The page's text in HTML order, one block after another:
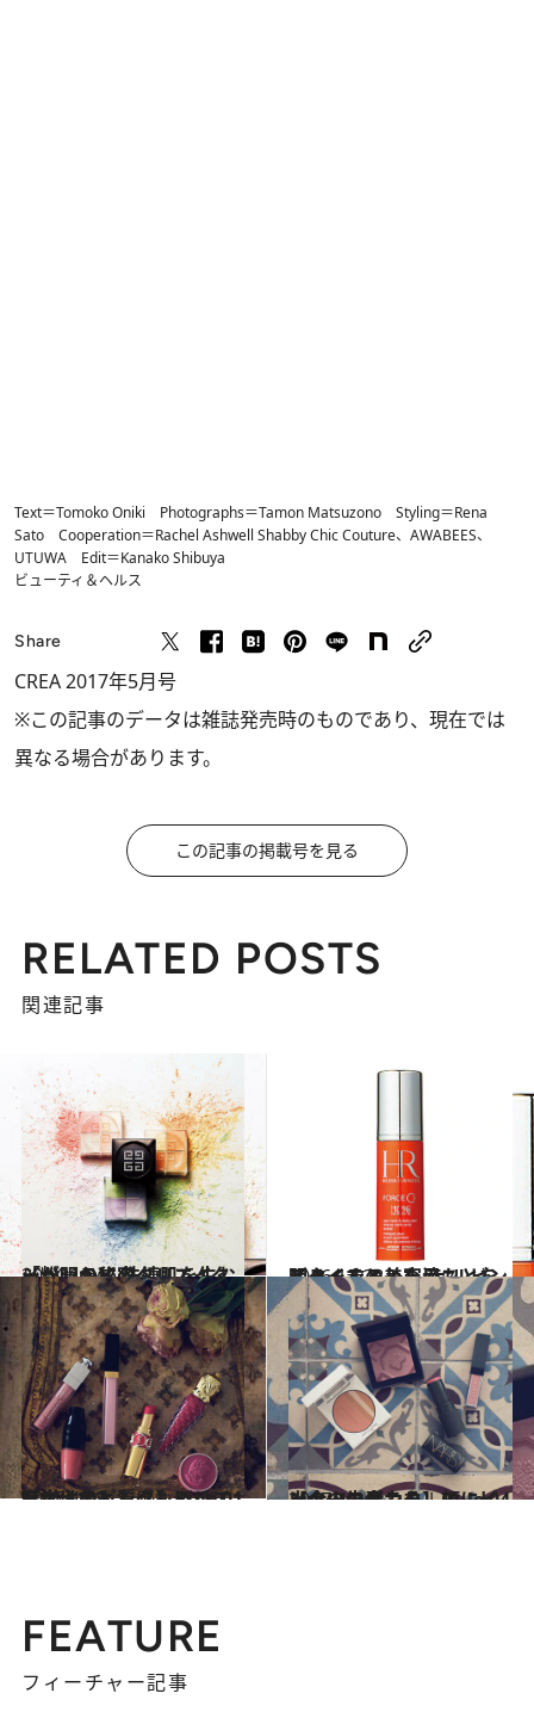
Text＝Tomoko Oniki Photographs＝Tamon Matsuzono Styling＝Rena
Sato Cooperation＝Rachel Ashwell Shabby Chic Couture、AWABEES、
UTUWA Edit＝Kanako Shibuya
ビューティ＆ヘルス
Share
CREA 2017年5月号
※この記事のデータは雑誌発売時のものであり、現在では
異なる場合があります。
この記事の掲載号を見る
RELATED POSTS
関連記事
2014.11.4
ジバンシイのクリエイターが明かす 洗練肌を生む「粉」の秘密
ビューティ＆ヘルス 2016.12.28
どよーんとした目もとを明るくする ヘレナ ルビンスタインの美容液
ビューティ＆ヘルス
2017.4.18
【大人のピンク】Rule 01 唇には色も質感もバリエを揃えて
ビューティ＆ヘルス 2017.4.24
【大人のピンク】Rule 04 出会いの春こそ、頰にピンクの生命力を
ビューティ＆ヘルス
FEATURE
フィーチャー記事